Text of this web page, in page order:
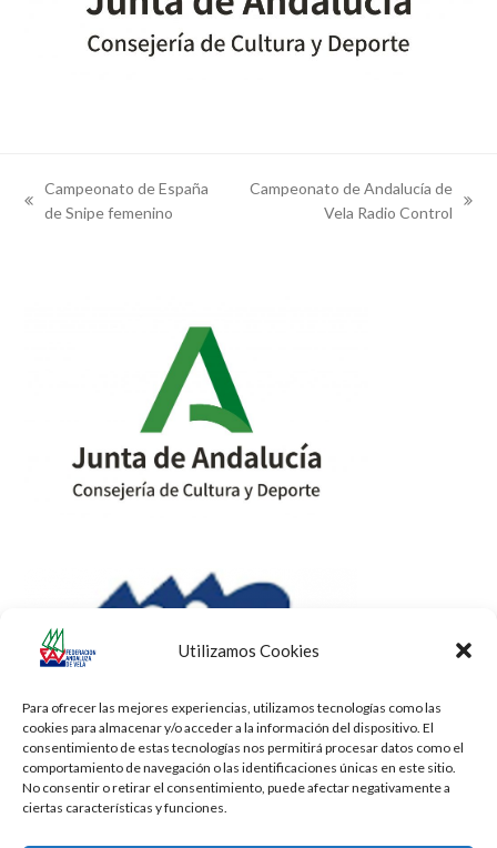
Utilizamos Cookies
Para ofrecer las mejores experiencias, utilizamos tecnologías como las
cookies para almacenar y/o acceder a la información del dispositivo. El
consentimiento de estas tecnologías nos permitirá procesar datos como el
comportamiento de navegación o las identificaciones únicas en este sitio.
No consentir o retirar el consentimiento, puede afectar negativamente a
ciertas características y funciones.
previous
Campeonato de España
de Snipe femenino
Campeonato de Andalucía de
Vela Radio Control